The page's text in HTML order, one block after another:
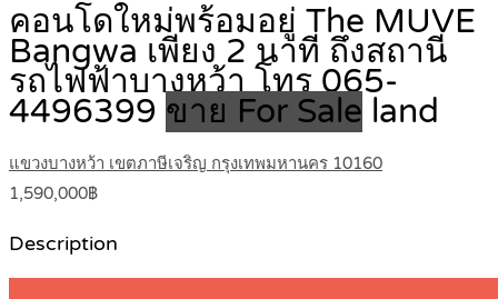
คอนโดใหม่พร้อมอยู่ The MUVE
Bangwa เพียง 2 นาที ถึงสถานี
รถไฟฟ้าบางหว้า โทร 065-
4496399 ขาย For Sale land
แขวงบางหว้า เขตภาษีเจริญ กรุงเทพมหานคร 10160
1,590,000฿
Description